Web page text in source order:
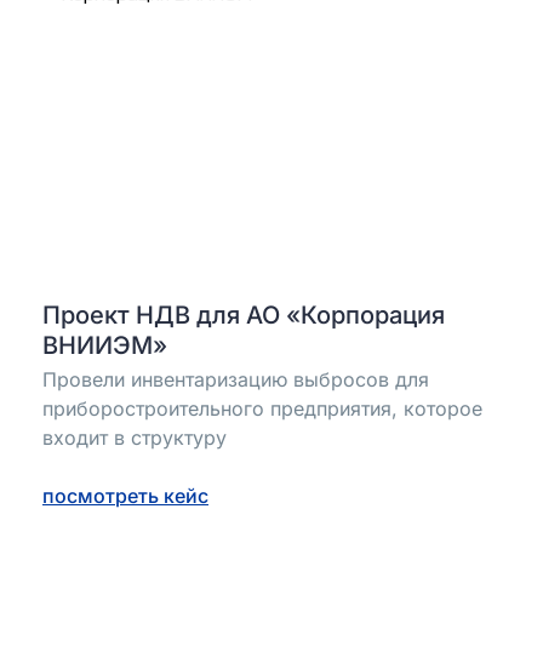
Проект НДВ для АО «Корпорация
ВНИИЭМ»
Провели инвентаризацию выбросов для
приборостроительного предприятия, которое
входит в структуру
посмотреть кейс